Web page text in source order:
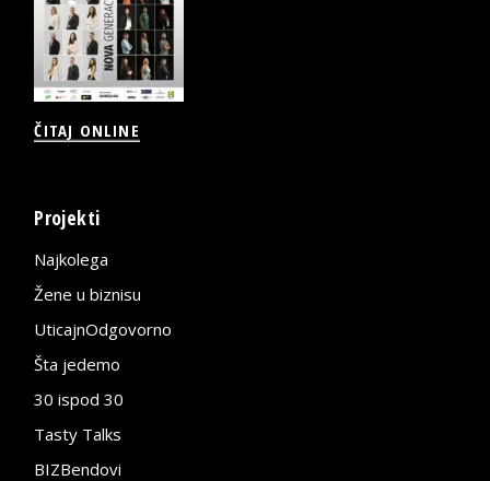
ČITAJ ONLINE
Projekti
Najkolega
Žene u biznisu
UticajnOdgovorno
Šta jedemo
30 ispod 30
Tasty Talks
BIZBendovi